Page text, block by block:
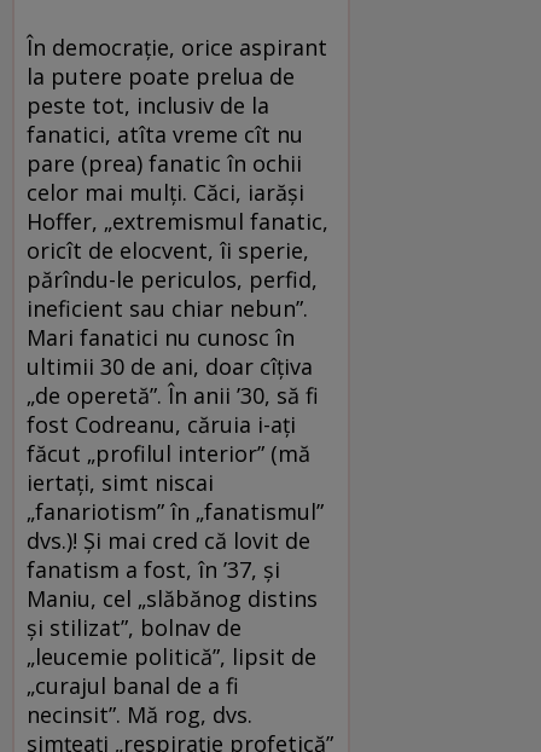
În democrație, orice aspirant
la putere poate prelua de
peste tot, inclusiv de la
fanatici, atîta vreme cît nu
pare (prea) fanatic în ochii
celor mai mulți. Căci, iarăși
Hoffer, „extremismul fanatic,
oricît de elocvent, îi sperie,
părîndu-le periculos, perfid,
ineficient sau chiar nebun”.
Mari fanatici nu cunosc în
ultimii 30 de ani, doar cîțiva
„de operetă”. În anii ’30, să fi
fost Codreanu, căruia i-ați
făcut „profilul interior” (mă
iertați, simt niscai
„fanariotism” în „fanatismul”
dvs.)! Și mai cred că lovit de
fanatism a fost, în ’37, și
Maniu, cel „slăbănog distins
și stilizat”, bolnav de
„leucemie politică”, lipsit de
„curajul banal de a fi
necinsit”. Mă rog, dvs.
simțeați „respirație profetică”